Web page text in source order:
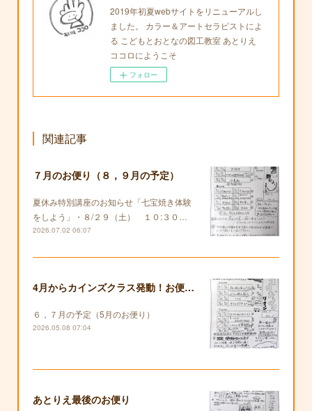
2019年初夏webサイトをリニューアルし
ました。 カラー＆アートセラピストによ
る こどもとおとなの図工教室 あとりえ
ココロにようこそ
フォロー
関連記事
７月のお便り（８，９月の予定）
夏休み特別講座のお知らせ「七宝焼き体験
をしよう」・８/２９（土） １０:３０…
2026.07.02 06:07
4月からカインズクラス発動！お便りも復活します！
６，７月の予定（5月のお便り）
2026.05.08 07:04
あとりえ最後のお便り